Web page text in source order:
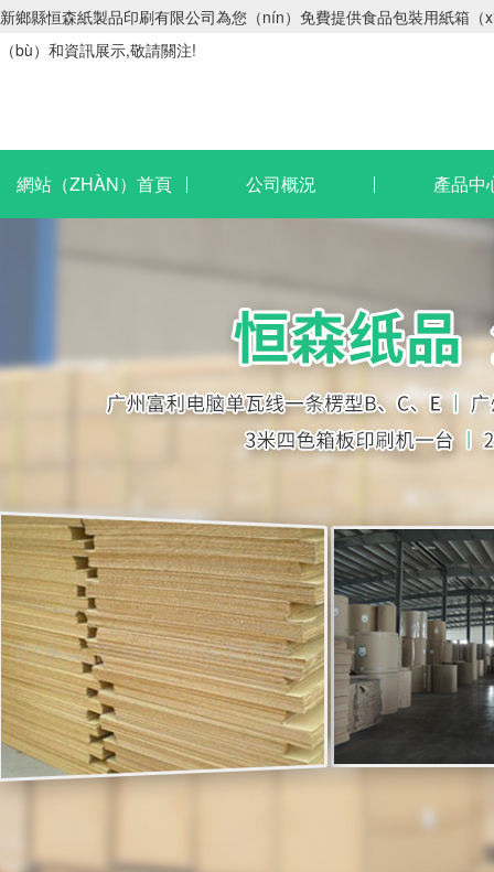
新鄉縣恒森紙製品印刷有限公司為您（nín）免費提供食品包裝用紙箱
（bù）和資訊展示,敬請關注!
網站（ZHÀN）首頁 公司概況 產品中